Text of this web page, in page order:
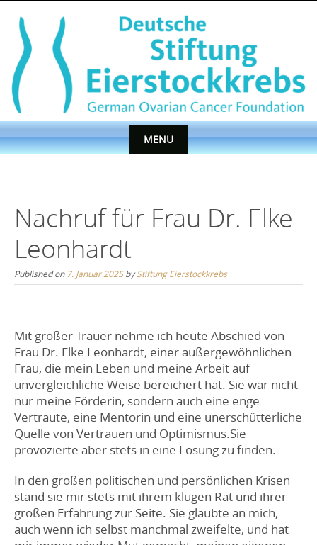
content
MENU
Nachruf für Frau Dr. Elke
Leonhardt
Published on 7. Januar 2025byStiftung Eierstockkrebs
Mit großer Trauer nehme ich heute Abschied von
Frau Dr. Elke Leonhardt, einer außergewöhnlichen
Frau, die mein Leben und meine Arbeit auf
unvergleichliche Weise bereichert hat. Sie war nicht
nur meine Förderin, sondern auch eine enge
Vertraute, eine Mentorin und eine unerschütterliche
Quelle von Vertrauen und Optimismus.Sie
provozierte aber stets in eine Lösung zu finden.
In den großen politischen und persönlichen Krisen
stand sie mir stets mit ihrem klugen Rat und ihrer
großen Erfahrung zur Seite. Sie glaubte an mich,
auch wenn ich selbst manchmal zweifelte, und hat